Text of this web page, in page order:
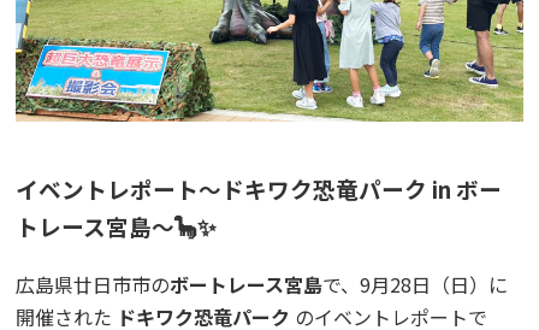
イベントレポート〜ドキワク恐竜パーク in ボー
トレース宮島〜🦕✨
広島県廿日市市のボートレース宮島で、9月28日（日）に
開催された ドキワク恐竜パーク のイベントレポートで